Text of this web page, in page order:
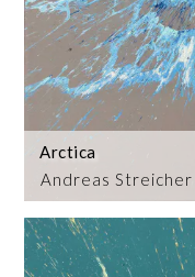
Andreas Streicher
Arctica